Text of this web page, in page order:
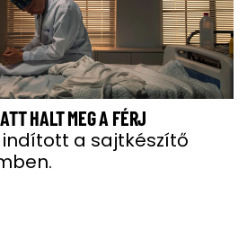
HALT MEG A FÉRJ
indított a sajtkészítő